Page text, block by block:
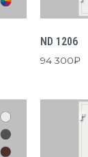
ND 1206
94 300₽